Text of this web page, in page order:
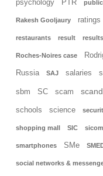
psychology PTR
Rakesh Gooljaury ratings
restaurants result results
Roches-Noires case
Russia SAJ salaries
sbm SC scam
schools science
shopping mall SIC sicom
smartphones SMe
social networks &